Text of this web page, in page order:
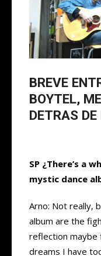
BREVE
BOYTEL,
DETRAS
SP ¿There’s a
mystic dance
Arno: Not really,
album are the
reflection
dreams I have